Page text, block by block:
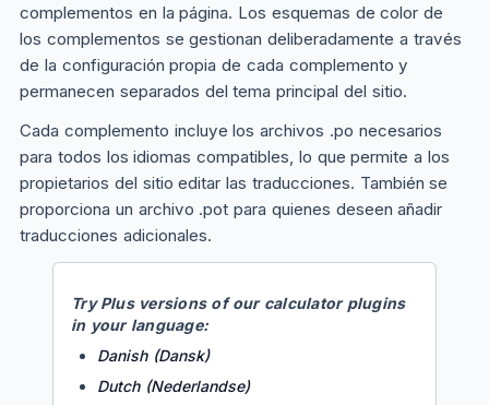
complementos en la página. Los esquemas de color de
los complementos se gestionan deliberadamente a través
de la configuración propia de cada complemento y
permanecen separados del tema principal del sitio.
Cada complemento incluye los archivos .po necesarios
para todos los idiomas compatibles, lo que permite a los
propietarios del sitio editar las traducciones. También se
proporciona un archivo .pot para quienes deseen añadir
traducciones adicionales.
TryPlusversions of our calculator plugins
in your language:
Danish (Dansk)
Dutch (Nederlandse)